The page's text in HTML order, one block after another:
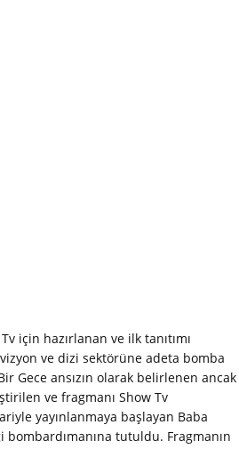
için hazırlanan ve ilk tanıtımı
ve dizi sektörüne adeta bomba
Gece ansızın olarak belirlenen ancak
ve fragmanı Show Tv
yayınlanmaya başlayan Baba
tutuldu. Fragmanın